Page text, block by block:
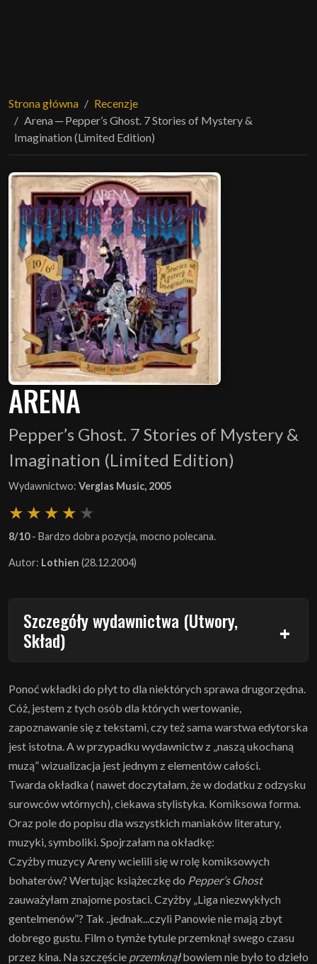
Strona główna
Recenzje
Arena ─ Pepper’s Ghost. 7 Stories of Mystery &
Imagination (Limited Edition)
ARENA
Pepper’s Ghost. 7 Stories of Mystery &
Imagination (Limited Edition)
Wydawnictwo: Verglas Music, 2005
8/10- Bardzo dobra pozycja, mocno polecana.
Autor: Lothien (28.12.2004)
Szczegóły wydawnictwa (Utwory,
Skład)
Ponoć wkładki do płyt to dla niektórych sprawa drugorzędna.
Cóż, jestem z tych osób dla których wertowanie,
zapoznawanie się z tekstami, czy też sama warstwa edytorska
jest istotna. A w przypadku wydawnictw z „naszą ukochaną
muzą” wizualizacja jest jednym z elementów całości.
Twarda okładka ( nawet doczytałam, że w dodatku z odzysku
surowców wtórnych), ciekawa stylistyka. Komiksowa forma.
Oraz pole do popisu dla wszystkich maniaków literatury,
muzyki, symboliki. Spojrzałam na okładkę:
Czyżby muzycy Areny wcielili się w rolę komiksowych
bohaterów? Wertując książeczkę do Pepper’s Ghost
zauważyłam znajome postaci. Czyżby „Liga niezwykłych
gentelmenów”? Tak ..jednak...czyli Panowie nie mają zbyt
dobrego gustu. Film o tymże tytule przemknął swego czasu
przez kina. Na szczęście przemknąłbowiem nie było to dzieło